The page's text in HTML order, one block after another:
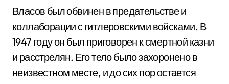
Власов был обвинен в предательстве и
коллаборации с гитлеровскими войсками. В
1947 году он был приговорен к смертной казни
и расстрелян. Его тело было захоронено в
неизвестном месте, и до сих пор остается